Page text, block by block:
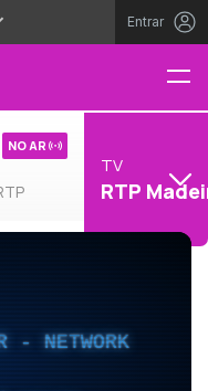
Entrar
NO AR
TV
RTP
- NETWORK